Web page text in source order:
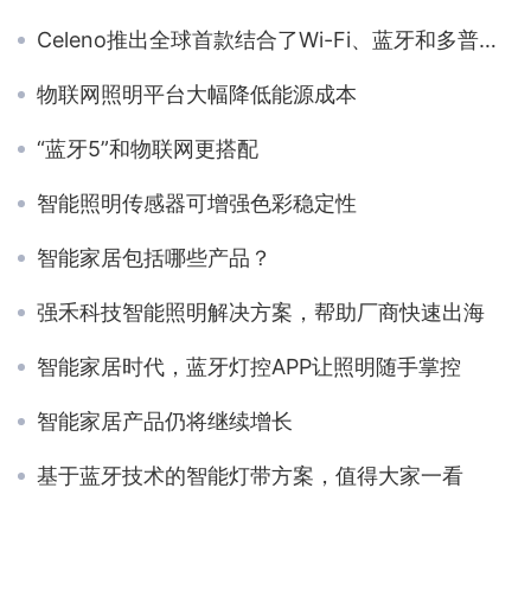
Celeno推出全球首款结合了Wi-Fi、蓝牙和多普勒雷达芯片
物联网照明平台大幅降低能源成本
“蓝牙5”和物联网更搭配
智能照明传感器可增强色彩稳定性
智能家居包括哪些产品？
强禾科技智能照明解决方案，帮助厂商快速出海
智能家居时代，蓝牙灯控APP让照明随手掌控
智能家居产品仍将继续增长
基于蓝牙技术的智能灯带方案，值得大家一看